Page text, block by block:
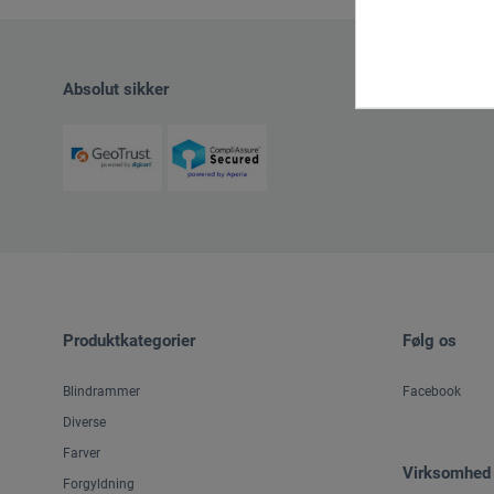
Bindewerk®
boesner – Aquarelle 300
Canson® – C á grain
Canson® – Mi-Teintes
Absolut sikker
Produktkategorier
Blindrammer
Diverse
Farver
Forgyldning
Følg os
Facebook
Virksomhed